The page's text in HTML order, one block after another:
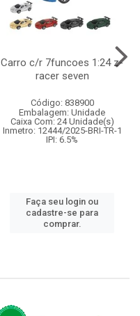
Carro c/r 7funcoes 1:24 z-
racer seven
Código: 838900
Embalagem: Unidade
Caixa Com: 24 Unidade(s)
Inmetro: 12444/2025-BRI-TR-1
IPI: 6.5%
Faça seu login ou
cadastre-se para
comprar.